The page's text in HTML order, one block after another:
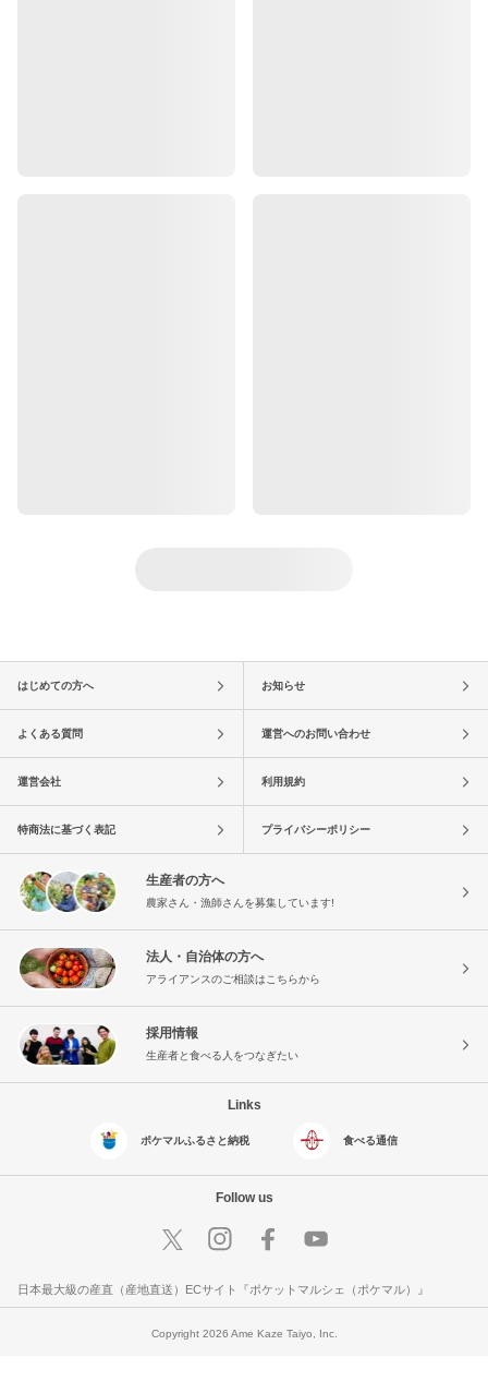
はじめての方へ お知らせ
よくある質問 運営へのお問い合わせ
運営会社 利用規約
特商法に基づく表記 プライバシーポリシー
生産者の方へ
農家さん・漁師さんを募集しています!
法人・自治体の方へ
アライアンスのご相談はこちらから
採用情報
生産者と食べる人をつなぎたい
Links
ポケマルふるさと納税 食べる通信
Follow us
日本最大級の産直（産地直送）ECサイト『ポケットマルシェ（ポケマル）』
Copyright 2026 Ame Kaze Taiyo, Inc.